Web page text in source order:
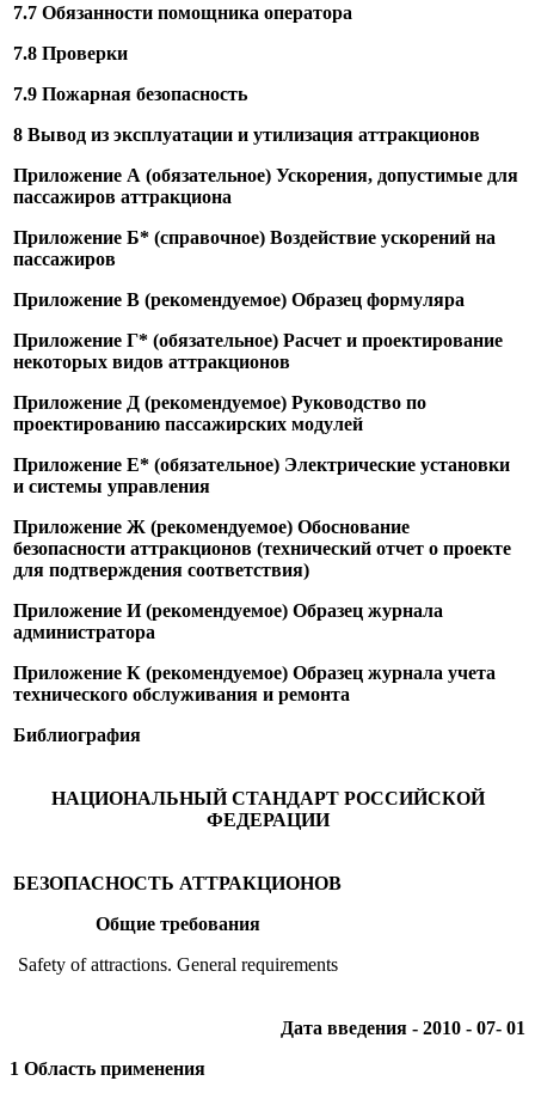
7.7 Обязанности помощника оператора
7.8 Проверки
7.9 Пожарная безопасность
8 Вывод из эксплуатации и утилизация аттракционов
Приложение А (обязательное) Ускорения, допустимые для
пассажиров аттракциона
Приложение Б* (справочное) Воздействие ускорений на
пассажиров
Приложение В (рекомендуемое) Образец формуляра
Приложение Г* (обязательное) Расчет и проектирование
некоторых видов аттракционов
Приложение Д (рекомендуемое) Руководство по
проектированию пассажирских модулей
Приложение Е* (обязательное) Электрические установки
и системы управления
Приложение Ж (рекомендуемое) Обоснование
безопасности аттракционов (технический отчет о проекте
для подтверждения соответствия)
Приложение И (рекомендуемое) Образец журнала
администратора
Приложение К (рекомендуемое) Образец журнала учета
технического обслуживания и ремонта
Библиография
НАЦИОНАЛЬНЫЙ СТАНДАРТ РОССИЙСКОЙ
ФЕДЕРАЦИИ
БЕЗОПАСНОСТЬ АТТРАКЦИОНОВ
Общие требования
Safety of attractions. General requirements
Дата введения - 2010 - 07- 01
1 Область применения